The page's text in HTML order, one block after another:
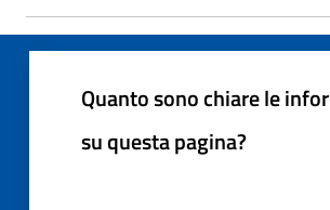
Quanto sono chiare le
su questa pagina?